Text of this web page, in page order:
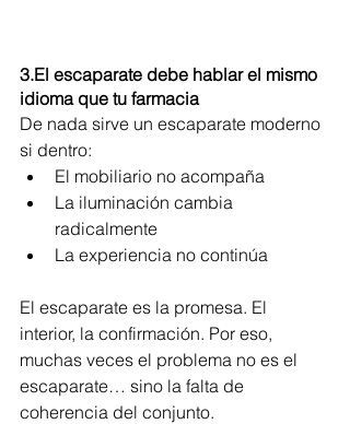
3.El escaparate debe hablar el mismo
idioma que tu farmacia
De nada sirve un escaparate moderno
si dentro:
El mobiliario no acompaña
La iluminación cambia
radicalmente
La experiencia no continúa
El escaparate es la promesa. El
interior, la confirmación. Por eso,
muchas veces el problema no es el
escaparate… sino la falta de
coherencia del conjunto.